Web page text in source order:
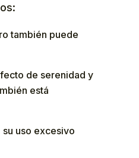
también puede
de serenidad y
está
uso excesivo